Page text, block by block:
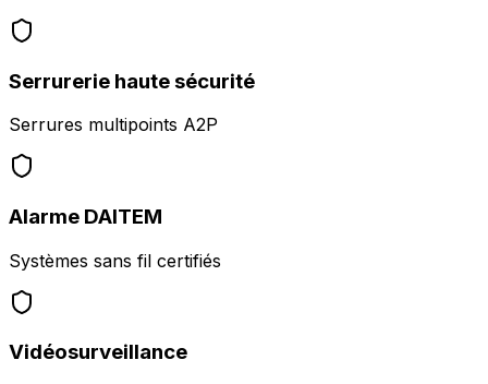
Serrurerie haute sécurité
Serrures multipoints A2P
Alarme DAITEM
Systèmes sans fil certifiés
Vidéosurveillance